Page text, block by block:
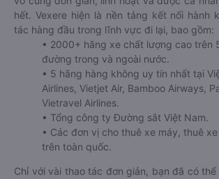
hết. Vexere hiện là nền tảng kết nối hành
tác hàng đầu trong lĩnh vực đi lại, bao gồm:
• 2000+ hãng xe chất lượng cao trên
đường trong và ngoài nước.
• 5 hãng hàng không uy tín nhất tại
Airlines, Vietjet Air, Bamboo Airways,
Vietravel Airlines.
• Tổng công ty Đường sắt Việt Nam.
• Các đơn vị cho thuê xe máy, thuê
trên toàn quốc.
Chỉ với vài thao tác đơn giản, bạn đã có